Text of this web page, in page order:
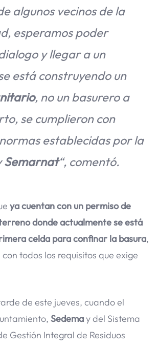
algunos vecinos de la
esperamos poder
y llegar a un
está construyendo un
, no un basurero a
se cumplieron con
establecidas por la
Semarnat“, comentó.
ya cuentan con un permiso de
donde actualmente se está
celda para confinar la basura,
todos los requisitos que exige
de este jueves, cuando el
Sedemay del Sistema
Gestión Integral de Residuos